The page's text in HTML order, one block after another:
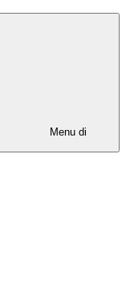
Menu di